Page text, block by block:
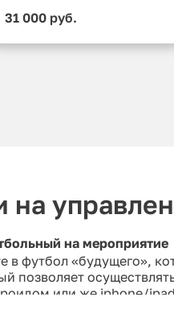
31 000 руб.
на мероприятие
футбол «будущего»,
позволяет
или же iphone/
и условия